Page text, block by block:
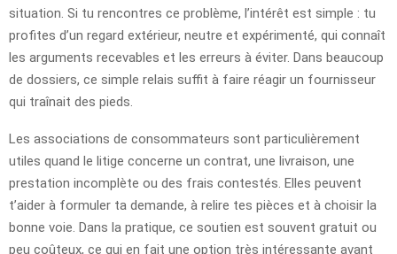
situation. Si tu rencontres ce problème, l’intérêt est simple : tu
profites d’un regard extérieur, neutre et expérimenté, qui connaît
les arguments recevables et les erreurs à éviter. Dans beaucoup
de dossiers, ce simple relais suffit à faire réagir un fournisseur
qui traînait des pieds.
Les associations de consommateurs sont particulièrement
utiles quand le litige concerne un contrat, une livraison, une
prestation incomplète ou des frais contestés. Elles peuvent
t’aider à formuler ta demande, à relire tes pièces et à choisir la
bonne voie. Dans la pratique, ce soutien est souvent gratuit ou
peu coûteux, ce qui en fait une option très intéressante avant